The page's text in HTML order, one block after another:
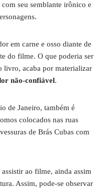
seu semblante irônico e
em carne e osso diante de
do filme. O que poderia ser
livro, acaba por materializar
não-confiável.
de Janeiro, também é
colocados nas ruas
de Brás Cubas com
ao filme, ainda assim
Assim, pode-se observar